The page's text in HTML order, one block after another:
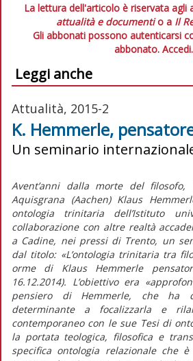
La lettura dell'articolo è riservata agli
attualità e documentio a Il
Gli abbonati possono autenticarsi
abbonato. Accedi.
Leggi anche
Attualità, 2015-2
K. Hemmerle,
Un seminario
Avent’anni dalla morte del filosofo,
Aquisgrana (Aachen) Klaus
ontologia trinitaria dell’Istituto
collaborazione con altre realtà
a Cadine, nei pressi di Trento, un
dal titolo: «L’ontologia trinitaria tra
orme di Klaus Hemmerle
16.12.2014). L’obiettivo era
pensiero di Hemmerle, che ha
determinante a focalizzarla e
contemporaneo con le sue Tesi di
la portata teologica, filosofica e
specifica ontologia relazionale che è